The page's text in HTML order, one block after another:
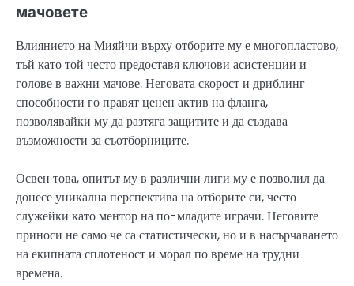
мачовете
Влиянието на Мияйчи върху отборите му е многопластово,
тъй като той често предоставя ключови асистенции и
голове в важни мачове. Неговата скорост и дриблинг
способности го правят ценен актив на фланга,
позволявайки му да разтяга защитите и да създава
възможности за съотборниците.
Освен това, опитът му в различни лиги му е позволил да
донесе уникална перспектива на отборите си, често
служейки като ментор на по-младите играчи. Неговите
приноси не само че са статистически, но и в насърчаването
на екипната сплотеност и морал по време на трудни
времена.